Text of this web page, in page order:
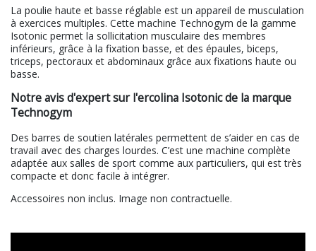
La poulie haute et basse réglable est un appareil de musculation
à exercices multiples. Cette machine Technogym de la gamme
Isotonic permet la sollicitation musculaire des membres
inférieurs, grâce à la fixation basse, et des épaules, biceps,
triceps, pectoraux et abdominaux grâce aux fixations haute ou
basse.
Notre avis d'expert sur l'ercolina Isotonic de la marque
Technogym
Des barres de soutien latérales permettent de s’aider en cas de
travail avec des charges lourdes. C’est une machine complète
adaptée aux salles de sport comme aux particuliers, qui est très
compacte et donc facile à intégrer.
Accessoires non inclus. Image non contractuelle.